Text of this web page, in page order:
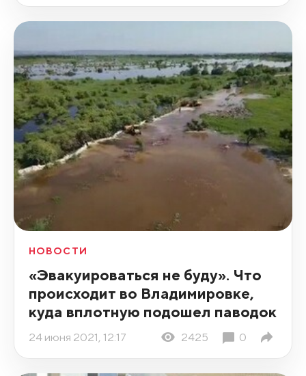
НОВОСТИ
«Эвакуироваться не буду». Что
происходит во Владимировке,
куда вплотную подошел паводок
24 июня 2021, 12:17 2425 0